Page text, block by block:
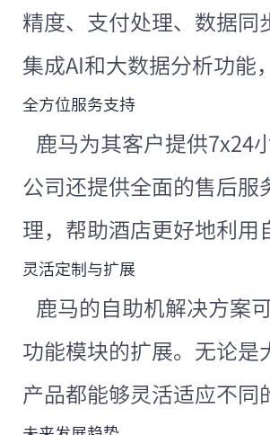
精度、支付处理、数据同
集成AI和大数据分析功能
全方位服务支持
鹿马为其客户提供7x24
公司还提供全面的售后服
理，帮助酒店更好地利用
灵活定制与扩展
鹿马的自助机解决方案
功能模块的扩展。无论是
产品都能够灵活适应不同